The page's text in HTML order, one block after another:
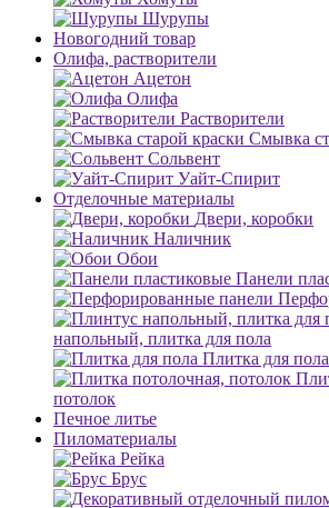
Шурупы
Новогодний товар
Олифа, растворители
Ацетон
Олифа
Растворители
Смывка
Сольвент
Уайт-Спирит
Отделочные материалы
Двери, коробки
Наличник
Обои
Панели
напольный, плитка для пола
Плитка для пола
потолок
Печное литье
Пиломатериалы
Рейка
Брус